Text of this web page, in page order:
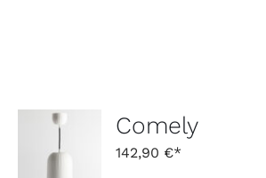
IN DEN
WARENKORB
Comely
142,90 €